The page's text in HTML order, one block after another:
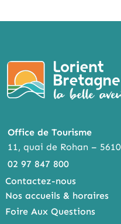
Office de Tourisme
11, quai de Rohan –
02 97 847 800
Contactez-nous
Nos accueils & horaires
Foire Aux Questions